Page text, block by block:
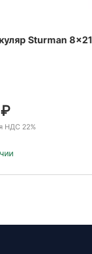
Sturman 8x21
₽
НДС 22%